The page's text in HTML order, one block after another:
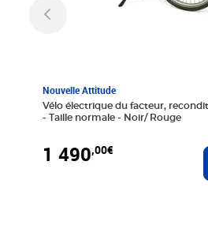
Nouvelle Attitude
Vélo électrique du facteur,
- Taille normale - Noir/ Rouge
1 490,00€